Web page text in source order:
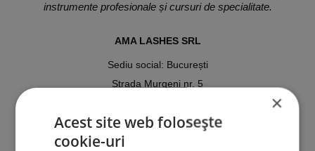
instrumente profesionale și cursuri de specialitate.
AMA LASHES SRL
Sediu social: București
Strada Murgeni nr. 5
Reg. Com: J40/3049/2023
×
Acest site web folosește
cookie-uri